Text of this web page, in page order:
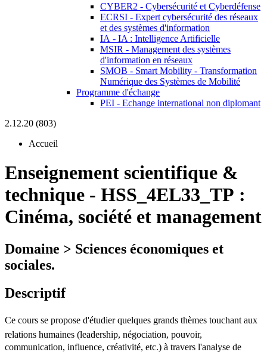
CYBER2 - Cybersécurité et Cyberdéfense
ECRSI - Expert cybersécurité des réseaux
et des systèmes d'information
IA - IA : Intelligence Artificielle
MSIR - Management des systèmes
d'information en réseaux
SMOB - Smart Mobility - Transformation
Numérique des Systèmes de Mobilité
Programme d'échange
PEI - Echange international non diplomant
2.12.20 (803)
Accueil
Enseignement scientifique &
technique - HSS_4EL33_TP :
Cinéma, société et management
Domaine > Sciences économiques et
sociales.
Descriptif
Ce cours se propose d'étudier quelques grands thèmes touchant aux
relations humaines (leadership, négociation, pouvoir,
communication, influence, créativité, etc.) à travers l'analyse de